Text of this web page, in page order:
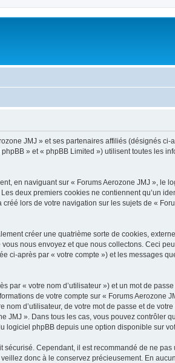
JMJ » et ses partenaires affiliés (désignés
» et « phpBB Limited ») utilisent toutes les
en naviguant sur « Forums Aerozone JMJ »,
deux premiers cookies ne contiennent qu’un
lors de votre navigation sur les sujets de «
créer une quatrième sorte de cookies,
nous envoyez et que nous collectons. Ceci
ci-après par « votre compte ») et les messages
par « votre nom d’utilisateur ») et un mot de
de votre compte sur « Forums
d’utilisateur, de votre mot de passe et de
JMJ ». Dans tous les cas, vous pouvez contrôler
phpBB depuis une option disponible sur
Cependant, il est recommandé de ne
donc à le conservez précieusement. En